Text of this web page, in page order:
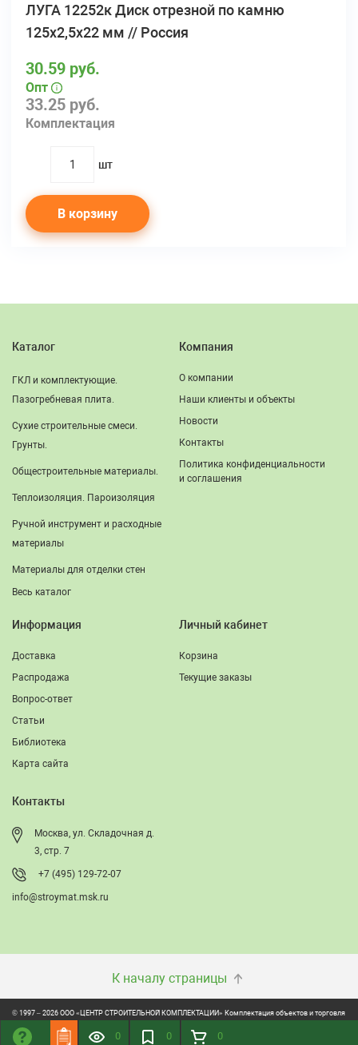
0 0 0
ЛУГА 12252к Диск отрезной по камню
125х2,5х22 мм // Россия
33.25 руб.
Комплектация
30.59 руб.
Опт
quantity
шт
В корзину
Контакты
Москва, ул. Складочная д.
3, стр. 7
+7 (495) 129-72-07
info@stroymat.msk.ru
Каталог
ГКЛ и комплектующие.
Пазогребневая плита.
Сухие строительные смеси.
Грунты.
Общестроительные материалы.
Теплоизоляция. Пароизоляция
Ручной инструмент и расходные
материалы
Материалы для отделки стен
Весь каталог
Компания
О компании
Наши клиенты и объекты
Новости
Контакты
Политика конфиденциальности
и соглашения
Информация
Доставка
Распродажа
Вопрос-ответ
Статьи
Библиотека
Карта сайта
Личный кабинет
Корзина
Текущие заказы
К началу страницы
© 1997 – 2026 ООО «ЦЕНТР СТРОИТЕЛЬНОЙ КОМПЛЕКТАЦИИ» Комплектация объектов и торговля
ONVOLGA: Создание сайтов. Обслуживание и продвижение сайтов.